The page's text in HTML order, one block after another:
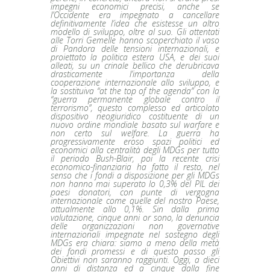
impegni economici precisi, anche se
l’Occidente era impegnato a cancellare
definitivamente l’idea che esistesse un altro
modello di sviluppo, oltre al suo. Gli attentati
alle Torri Gemelle hanno scoperchiato il vaso
di Pandora delle tensioni internazionali, e
proiettato la politica estera USA, e dei suoi
alleati, su un crinale bellico che derubricava
drasticamente l’importanza della
cooperazione internazionale allo sviluppo, e
la sostituiva “at the top of the agenda” con la
“guerra permanente globale contro il
terrorismo”, questo complesso ed articolato
dispositivo neogiuridico costituente di un
nuovo ordine mondiale basato sul warfare e
non certo sul welfare. La guerra ha
progressivamente eroso spazi politici ed
economici alla centralità degli MDGs per tutto
il periodo Bush-Blair, poi la recente crisi
economico-finanziaria ha fatto il resto, nel
senso che i fondi a disposizione per gli MDGs
non hanno mai superato lo 0,3% del PIL dei
paesi donatori, con punte di vergogna
internazionale come quelle del nostro Paese,
attualmente allo 0,1%. Sin dalla prima
valutazione, cinque anni or sono, la denuncia
delle organizzazioni non governative
internazionali impegnate nel sostegno degli
MDGs era chiara: siamo a meno della metà
dei fondi promessi e di questo passo gli
Obiettivi non saranno raggiunti. Oggi, a dieci
anni di distanza ed a cinque dalla fine